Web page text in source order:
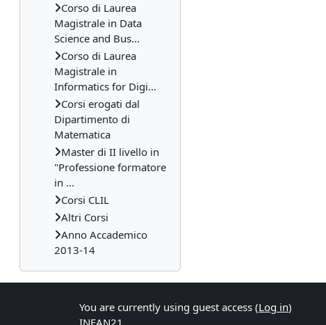
Corso di Laurea
Magistrale in Data
Science and Bus...
Corso di Laurea
Magistrale in
Informatics for Digi...
Corsi erogati dal
Dipartimento di
Matematica
Master di II livello in
"Professione formatore
in ...
Corsi CLIL
Altri Corsi
Anno Accademico
2013-14
You are currently using guest access (Log in)
INFAN21